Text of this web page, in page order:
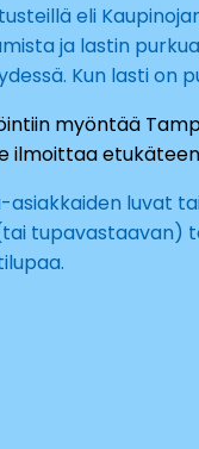
eli
ja lastin
Kun lasti on
myöntää
ilmoittaa
luvat
tupavastaavan)